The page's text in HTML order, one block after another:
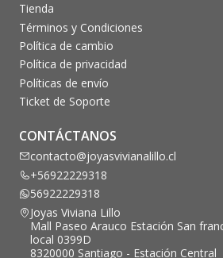
Tienda
Términos y Condiciones
Política de cambio
Política de privacidad
Políticas de envío
Ticket de Soporte
CONTÁCTANOS
contacto@joyasvivianalillo.cl
+56922229318
56922229318
Joyas Viviana Lillo
Mall Paseo Arauco Estación San
local 0399D
8320000 Santiago - Estación Central